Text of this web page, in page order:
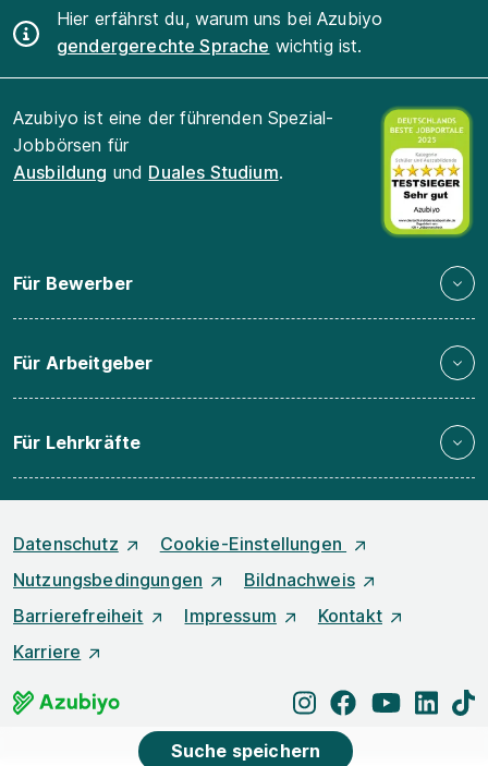
Suche speichern
Hier erfährst du, warum uns bei Azubiyo
gendergerechte Sprache wichtig ist.
Azubiyo ist eine der führenden Spezial-
Jobbörsen für
Ausbildung und Duales Studium.
Für Bewerber
Für Arbeitgeber
Für Lehrkräfte
Datenschutz
Cookie-Einstellungen
Nutzungsbedingungen
Bildnachweis
Barrierefreiheit
Impressum
Kontakt
Karriere
instagram
facebookyoutube